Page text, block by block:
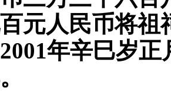
元人民币将祖
2001年辛巳岁正